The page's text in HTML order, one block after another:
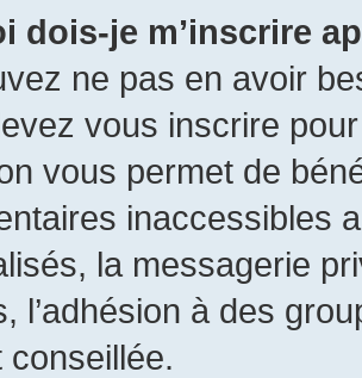
dois-je m’inscrire
ne pas en avoir
vous inscrire
vous permet de
inaccessibles
la messagerie
l’adhésion à des